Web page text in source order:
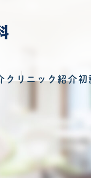
クリニック紹介初